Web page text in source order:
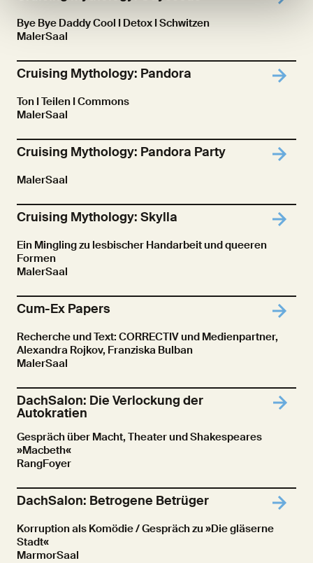
Bye Bye Daddy Cool I Detox I Schwitzen
MalerSaal
Cruising Mythology: Pandora
Ton I Teilen I Commons
MalerSaal
Cruising Mythology: Pandora Party
MalerSaal
Cruising Mythology: Skylla
Ein Mingling zu lesbischer Handarbeit und queeren
Formen
MalerSaal
Cum-Ex Papers
Recherche und Text: CORRECTIV und Medienpartner,
Alexandra Rojkov, Franziska Bulban
MalerSaal
DachSalon: Die Verlockung der
Autokratien
Gespräch über Macht, Theater und Shakespeares
»Macbeth«
RangFoyer
DachSalon: Betrogene Betrüger
Korruption als Komödie / Gespräch zu »Die gläserne
Stadt«
MarmorSaal